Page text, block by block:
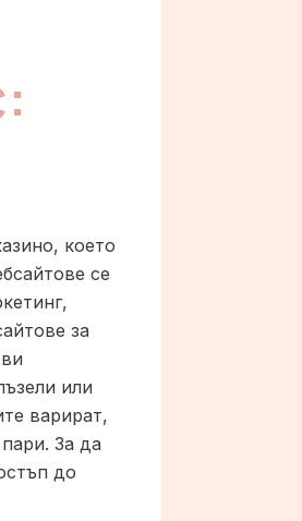
което
се
за
или
варират,
За да
до